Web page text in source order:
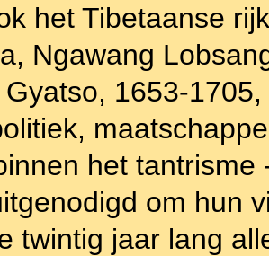
het Tibetaanse
Ngawang
1653-
het
om hun
twintig jaar lang